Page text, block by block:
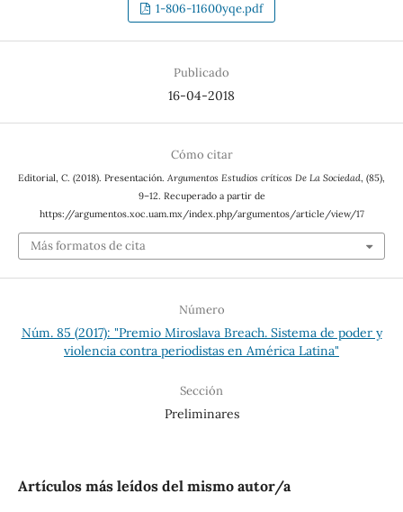
1-806-11600yqe.pdf
Publicado
16-04-2018
Cómo citar
Editorial, C. (2018). Presentación. Argumentos Estudios críticos De La Sociedad, (85),
9–12. Recuperado a partir de
https://argumentos.xoc.uam.mx/index.php/argumentos/article/view/17
Más formatos de cita
Número
Núm. 85 (2017): "Premio Miroslava Breach. Sistema de poder y
violencia contra periodistas en América Latina"
Sección
Preliminares
Artículos más leídos del mismo autor/a